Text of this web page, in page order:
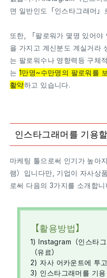
면 일반인도「인스타그래머」
또한, 「팔로워가 몇명 있어야
을 가지고 계신분도 계실거라
는 팔로워수나 영향력등 구체
는 1만명~수만명의 팔로워를
활약하고 있습니다.
인스타그래머를 기용
마케팅 툴으로써 인기가 높아
램）입니다만, 기업이 자사상
로써 다음의 3가지를 소개합니
【활용방법】
1) Instagram（인스타
（유료）
2) 자사 어카운트에 투고
3) 인스타그래머를 기용